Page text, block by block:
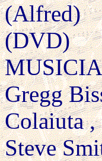
(Alfred)
(DVD)
Gregg
Colaiuta
Steve